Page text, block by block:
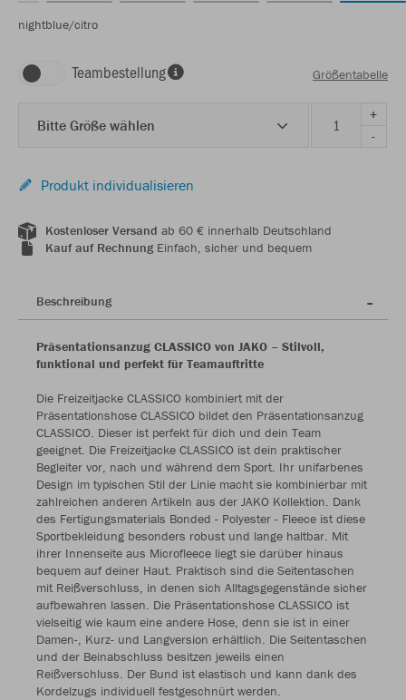
nightblue/citro
Teambestellung Größentabelle
Bitte Größe wählen
+
-
Produkt individualisieren
Kostenloser Versand ab 60 € innerhalb Deutschland
Kauf auf RechnungEinfach, sicher und bequem
Beschreibung
Präsentationsanzug CLASSICO von JAKO – Stilvoll,
funktional und perfekt für Teamauftritte
Die Freizeitjacke CLASSICO kombiniert mit der
Präsentationshose CLASSICO bildet den Präsentationsanzug
CLASSICO. Dieser ist perfekt für dich und dein Team
geeignet. Die Freizeitjacke CLASSICO ist dein praktischer
Begleiter vor, nach und während dem Sport. Ihr unifarbenes
Design im typischen Stil der Linie macht sie kombinierbar mit
zahlreichen anderen Artikeln aus der JAKO Kollektion. Dank
des Fertigungsmaterials Bonded - Polyester - Fleece ist diese
Sportbekleidung besonders robust und lange haltbar. Mit
ihrer Innenseite aus Microfleece liegt sie darüber hinaus
bequem auf deiner Haut. Praktisch sind die Seitentaschen
mit Reißverschluss, in denen sich Alltagsgegenstände sicher
aufbewahren lassen. Die Präsentationshose CLASSICO ist
vielseitig wie kaum eine andere Hose, denn sie ist in einer
Damen-, Kurz- und Langversion erhältlich. Die Seitentaschen
und der Beinabschluss besitzen jeweils einen
Reißverschluss. Der Bund ist elastisch und kann dank des
Kordelzugs individuell festgeschnürt werden.